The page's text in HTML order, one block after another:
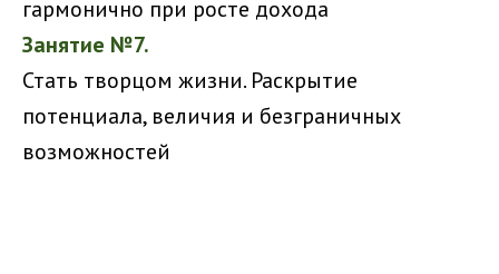
гармонично при росте дохода
Занятие №7.
Стать творцом жизни. Раскрытие
потенциала, величия и безграничных
возможностей